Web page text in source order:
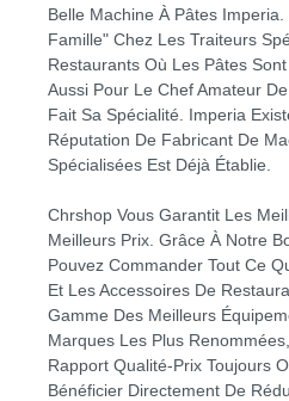
Belle Machine À Pâtes
Famille" Chez Les Traiteurs
Restaurants Où Les Pâtes
Aussi Pour Le Chef Amateur
Fait Sa Spécialité. Imperia
Réputation De Fabricant De
Spécialisées Est Déjà Établie.
Chrshop Vous Garantit Les
Meilleurs Prix. Grâce À Notre
Pouvez Commander Tout Ce
Et Les Accessoires De
Gamme Des Meilleurs
Marques Les Plus
Rapport Qualité-Prix Toujours
Bénéficier Directement De